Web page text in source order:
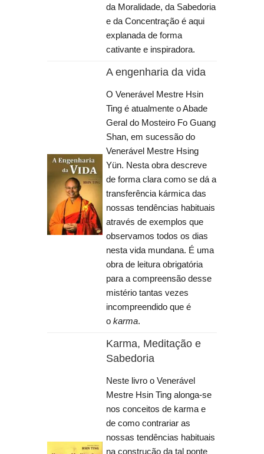
da Moralidade, da Sabedoria
e da Concentração é aqui
explanada de forma
cativante e inspiradora.
A engenharia da vida
O Venerável Mestre Hsin
Ting é atualmente o Abade
Geral do Mosteiro Fo Guang
Shan, em sucessão do
Venerável Mestre Hsing
Yün. Nesta obra descreve
de forma clara como se dá a
transferência kármica das
nossas tendências habituais
através de exemplos que
observamos todos os dias
nesta vida mundana. É uma
obra de leitura obrigatória
para a compreensão desse
mistério tantas vezes
incompreendido que é
o karma.
Karma, Meditação e
Sabedoria
Neste livro o Venerável
Mestre Hsin Ting alonga-se
nos conceitos de karma e
de como contrariar as
nossas tendências habituais
na construção da tal ponte